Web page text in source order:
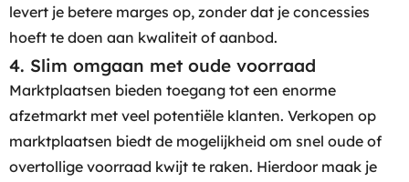
levert je betere marges op, zonder dat je concessies
hoeft te doen aan kwaliteit of aanbod.
4. Slim omgaan met oude voorraad
Marktplaatsen bieden toegang tot een enorme
afzetmarkt met veel potentiële klanten. Verkopen op
marktplaatsen biedt de mogelijkheid om snel oude of
overtollige voorraad kwijt te raken. Hierdoor maak je